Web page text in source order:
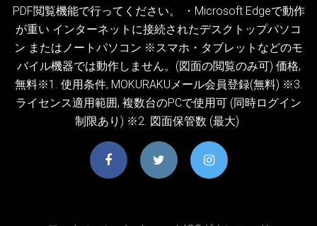
PDF閲覧機能で行ってください。 ・Microsoft Edgeで動作
が重い インターネットに接続されたデスクトップパソコ
ン またはノートパソコン ※スマホ・タブレットなどのモ
バイル機器では動作しません。(図面の閲覧のみ可) 価格,
無料※1. 使用条件, MOKURAKUメール会員登録(無料) ※3.
ライセンス適用範囲, 複数台のPCで使用可 (同時ログイン
制限あり) ※2. 図面保管数 (最大)